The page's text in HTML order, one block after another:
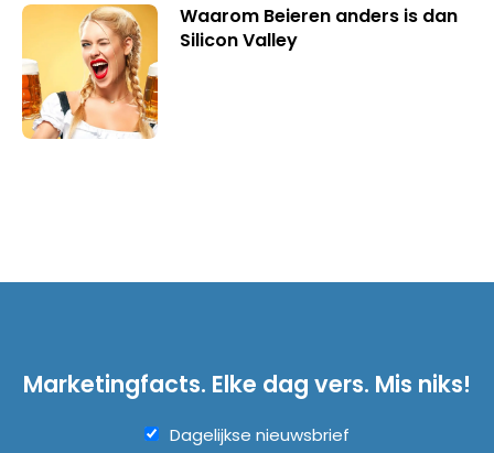
Waarom Beieren anders is dan
Silicon Valley
Marketingfacts. Elke dag vers. Mis niks!
Dagelijkse nieuwsbrief